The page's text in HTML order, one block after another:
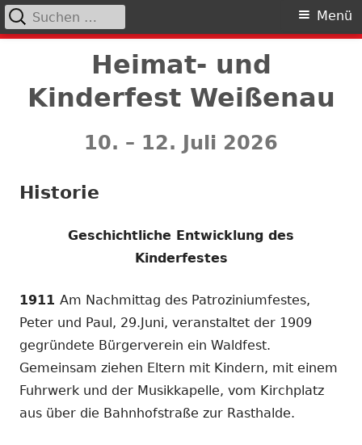
Inhalt
Heimat- und
Kinderfest Weißenau
10. – 12. Juli 2026
Primäres
Menü
Suchen
nach:
Historie
Geschichtliche Entwicklung des
Kinderfestes
1911 Am Nachmittag des Patroziniumfestes,
Peter und Paul, 29.Juni, veranstaltet der 1909
gegründete Bürgerverein ein Waldfest.
Gemeinsam ziehen Eltern mit Kindern, mit einem
Fuhrwerk und der Musikkapelle, vom Kirchplatz
aus über die Bahnhofstraße zur Rasthalde.